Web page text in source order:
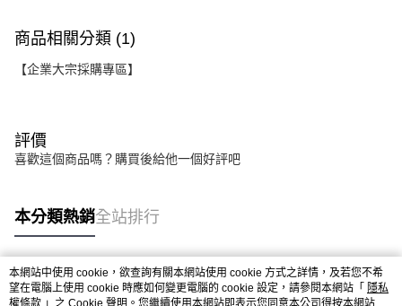
商品相關分類 (1)
【企業大宗採購專區】
評價
喜歡這個商品嗎？購買後給他一個好評吧
本分類熱銷全站排行
熱門標籤
本網站中使用 cookie，欲查詢有關本網站使用 cookie 方式之詳情，及若您不希
望在電腦上使用 cookie 時應如何變更電腦的 cookie 設定，請參閱本網站「 隱私
權條款 」之 Cookie 聲明。您繼續使用本網站即表示您同意本公司得按本網站使